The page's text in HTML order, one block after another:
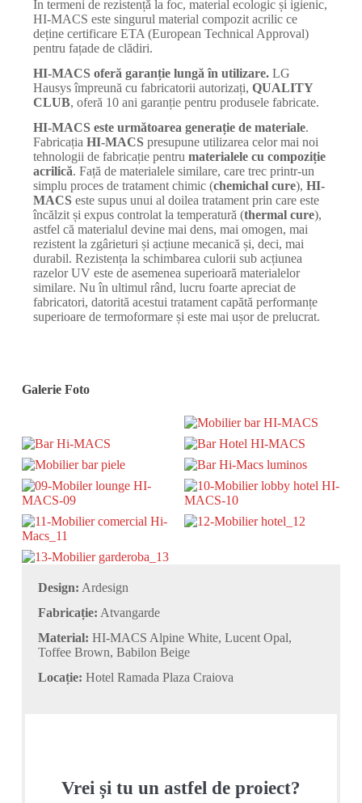
În termeni de rezistență la foc, material ecologic și igienic,
HI-MACS este singurul material compozit acrilic ce
deține certificare ETA (European Technical Approval)
pentru fațade de clădiri.
HI-MACS oferă garanție lungă în utilizare. LG
Hausys împreună cu fabricatorii autorizați, QUALITY
CLUB, oferă 10 ani garanție pentru produsele fabricate.
HI-MACS este următoarea generație de materiale.
Fabricația HI-MACSpresupune utilizarea celor mai noi
tehnologii de fabricație pentru materialele cu compoziție
acrilică. Față de materialele similare, care trec printr-un
simplu proces de tratament chimic (chemichal cure), HI-
MACSeste supus unui al doilea tratament prin care este
încălzit și expus controlat la temperatură (thermal cure),
astfel că materialul devine mai dens, mai omogen, mai
rezistent la zgârieturi și acțiune mecanică și, deci, mai
durabil. Rezistența la schimbarea culorii sub acțiunea
razelor UV este de asemenea superioară materialelor
similare. Nu în ultimul rând, lucru foarte apreciat de
fabricatori, datorită acestui tratament capătă performanțe
superioare de termoformare și este mai ușor de prelucrat.
Galerie Foto
Design: Ardesign
Fabricație: Atvangarde
Material: HI-MACS Alpine White, Lucent Opal,
Toffee Brown, Babilon Beige
Locație: Hotel Ramada Plaza Craiova
Vrei și tu un astfel de proiect?